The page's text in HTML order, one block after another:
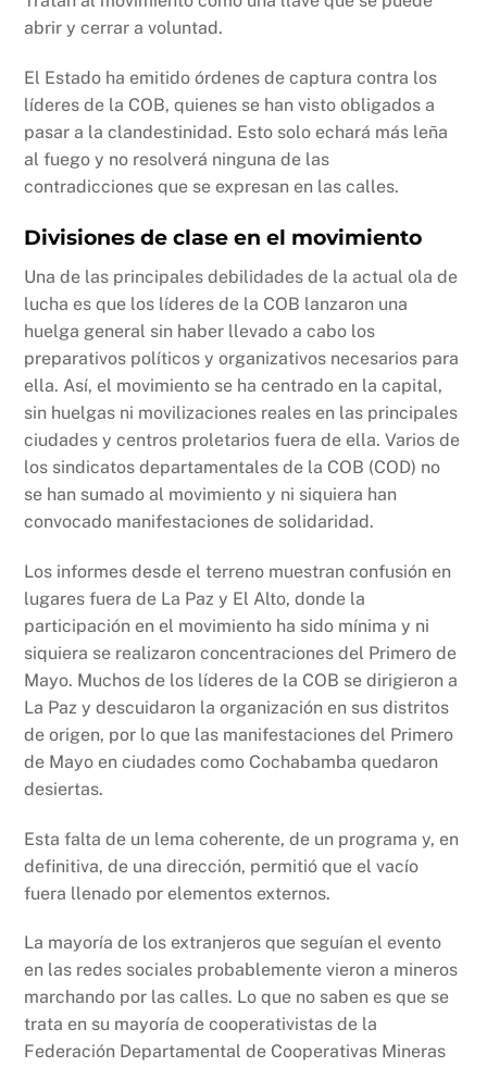
abrir y cerrar a voluntad.
El Estado ha emitido órdenes de captura contra los
líderes de la COB, quienes se han visto obligados a
pasar a la clandestinidad. Esto solo echará más leña
al fuego y no resolverá ninguna de las
contradicciones que se expresan en las calles.
Divisiones de clase en el movimiento
Una de las principales debilidades de la actual ola de
lucha es que los líderes de la COB lanzaron una
huelga general sin haber llevado a cabo los
preparativos políticos y organizativos necesarios para
ella. Así, el movimiento se ha centrado en la capital,
sin huelgas ni movilizaciones reales en las principales
ciudades y centros proletarios fuera de ella. Varios de
los sindicatos departamentales de la COB (COD) no
se han sumado al movimiento y ni siquiera han
convocado manifestaciones de solidaridad.
Los informes desde el terreno muestran confusión en
lugares fuera de La Paz y El Alto, donde la
participación en el movimiento ha sido mínima y ni
siquiera se realizaron concentraciones del Primero de
Mayo. Muchos de los líderes de la COB se dirigieron a
La Paz y descuidaron la organización en sus distritos
de origen, por lo que las manifestaciones del Primero
de Mayo en ciudades como Cochabamba quedaron
desiertas.
Esta falta de un lema coherente, de un programa y, en
definitiva, de una dirección, permitió que el vacío
fuera llenado por elementos externos.
La mayoría de los extranjeros que seguían el evento
en las redes sociales probablemente vieron a mineros
marchando por las calles. Lo que no saben es que se
trata en su mayoría de cooperativistas de la
Federación Departamental de Cooperativas Mineras